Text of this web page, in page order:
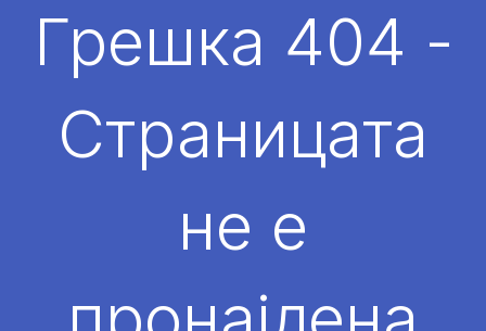
АНГАЖИРАЈ
Грешка 404 -
Страницата
не е